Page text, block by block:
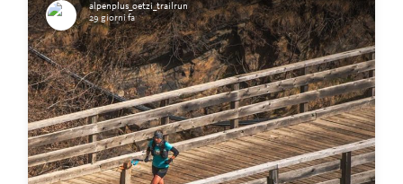
alpenplus_oetzi_trailrun
29 giorni fa